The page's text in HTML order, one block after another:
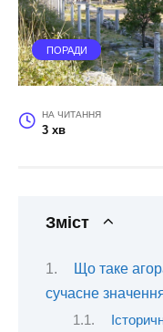
ПОРАДИ
НА ЧИТАННЯ
3 хв
Зміст
Що таке
сучасне